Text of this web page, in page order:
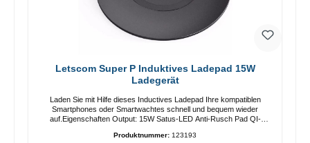
Letscom Super P Induktives Ladepad 15W
Ladegerät
Laden Sie mit Hilfe dieses Inductives Ladepad Ihre kompatiblen
Smartphones oder Smartwachtes schnell und bequem wieder
auf.Eigenschaften Output: 15W Satus-LED Anti-Rusch Pad QI-
Kabel
Produktnummer: 123193